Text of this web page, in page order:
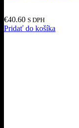
€40.60 S DPH
Pridať do košíka